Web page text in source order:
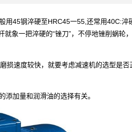
用45钢淬硬至HRC45一55,还常用40C:淬
象一把淬硬的“锉刀”，不停地锉削蜗轮
速度较快，就要考虑减速机的选型是否
添加量和润滑油的选择有关。